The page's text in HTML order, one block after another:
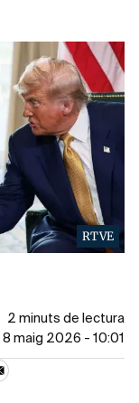
RTVE
2 minuts de lectura
maig 2026 - 10:01